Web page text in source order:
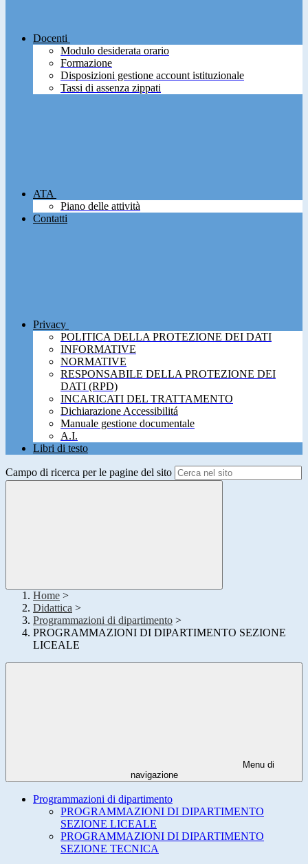
Docenti
Modulo desiderata orario
Formazione
Disposizioni gestione account istituzionale
Tassi di assenza zippati
ATA
Piano delle attività
Contatti
Privacy
POLITICA DELLA PROTEZIONE DEI DATI
INFORMATIVE
NORMATIVE
RESPONSABILE DELLA PROTEZIONE DEI
DATI (RPD)
INCARICATI DEL TRATTAMENTO
Dichiarazione Accessibilitá
Manuale gestione documentale
A.I.
Libri di testo
Campo di ricerca per le pagine del sito
Home >
Didattica >
Programmazioni di dipartimento >
PROGRAMMAZIONI DI DIPARTIMENTO SEZIONE
LICEALE
Menu di
navigazione
Programmazioni di dipartimento
PROGRAMMAZIONI DI DIPARTIMENTO
SEZIONE LICEALE
PROGRAMMAZIONI DI DIPARTIMENTO
SEZIONE TECNICA